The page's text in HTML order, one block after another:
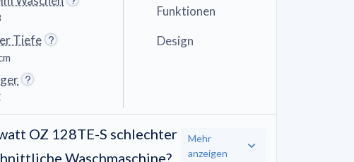
Tiefe
Funktionen
Design
OZ 128TE-S schlechter
Waschmaschine?
Mehr
anzeigen